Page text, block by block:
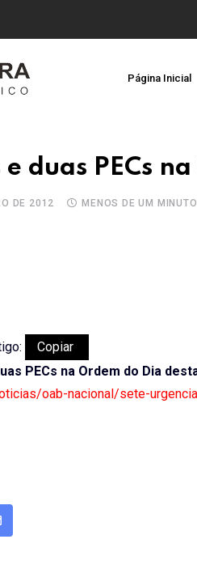
Página Inicial
duas PECs
DE 2012 MENOS DE UM MINUTO
Copiar
PECs na Ordem do Dia
oab-nacional/sete-